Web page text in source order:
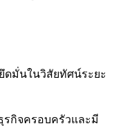
ดมั่นในวิสัยทัศน์ระยะ
รกิจครอบครัวและมี